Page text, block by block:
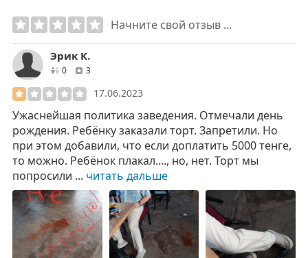
Начните свой отзыв ...
Эрик К.
0друзей
3отзывов
17.06.2023
Ужаснейшая политика заведения. Отмечали день
рождения. Ребёнку заказали торт. Запретили. Но
при этом добавили, что если доплатить 5000 тенге,
то можно. Ребёнок плакал...., но, нет. Торт мы
попросили ... читать дальше